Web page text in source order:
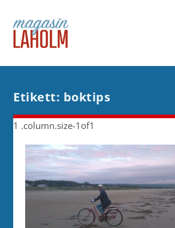
Etikett: boktips